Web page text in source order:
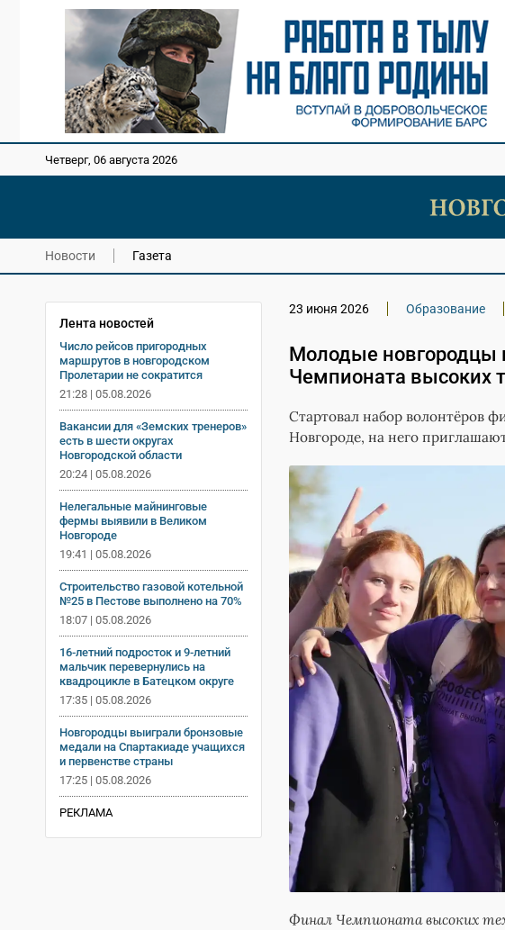
Четверг, 06 августа 2026
Новости Газета
Лента новостей
Число рейсов пригородных
маршрутов в новгородском
Пролетарии не сократится
21:28 | 05.08.2026
Вакансии для «Земских тренеров»
есть в шести округах
Новгородской области
20:24 | 05.08.2026
Нелегальные майнинговые
фермы выявили в Великом
Новгороде
19:41 | 05.08.2026
Строительство газовой котельной
№25 в Пестове выполнено на 70%
18:07 | 05.08.2026
16-летний подросток и 9-летний
мальчик перевернулись на
квадроцикле в Батецком округе
17:35 | 05.08.2026
Новгородцы выиграли бронзовые
медали на Спартакиаде учащихся
и первенстве страны
17:25 | 05.08.2026
РЕКЛАМА
23 июня 2026 Образование
Молодые новгородцы
Чемпионата высоких
Стартовал набор волонтёров
Новгороде, на него
Финал Чемпионата высоких